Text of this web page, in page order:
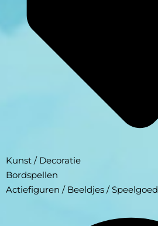
Kunst / Decoratie
Bordspellen
Actiefiguren / Beeldjes / Speelgoed